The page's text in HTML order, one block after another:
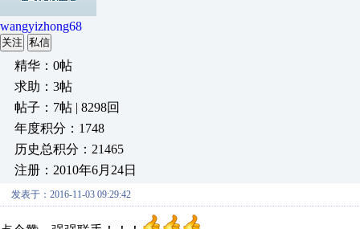
wangyizhong68
关注 私信
精华：0帖
求助：3帖
帖子：7帖 | 8298回
年度积分：1748
历史总积分：21465
注册：2010年6月24日
发表于：2016-11-03 09:29:42